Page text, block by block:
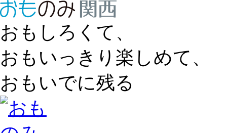
おもしろくて、
おもいっきり楽しめて、
おもいでに残る